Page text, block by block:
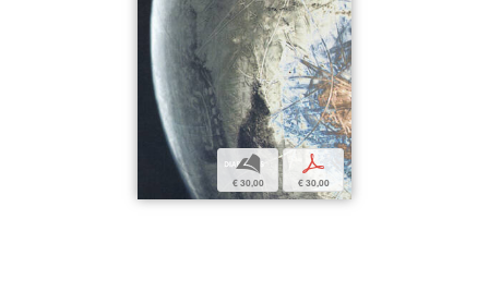
b
€ 30,00
p
€ 30,00